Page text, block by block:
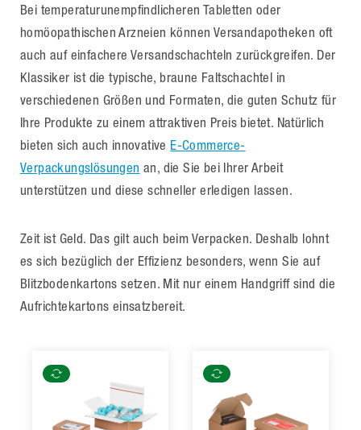
Bei temperaturunempfindlicheren Tabletten oder
homöopathischen Arzneien können Versandapotheken oft
auch auf einfachere Versandschachteln zurückgreifen. Der
Klassiker ist die typische, braune Faltschachtel in
verschiedenen Größen und Formaten, die guten Schutz für
Ihre Produkte zu einem attraktiven Preis bietet. Natürlich
bieten sich auch innovative E-Commerce-
Verpackungslösungen an, die Sie bei Ihrer Arbeit
unterstützen und diese schneller erledigen lassen.
Zeit ist Geld. Das gilt auch beim Verpacken. Deshalb lohnt
es sich bezüglich der Effizienz besonders, wenn Sie auf
Blitzbodenkartons setzen. Mit nur einem Handgriff sind die
Aufrichtekartons einsatzbereit.